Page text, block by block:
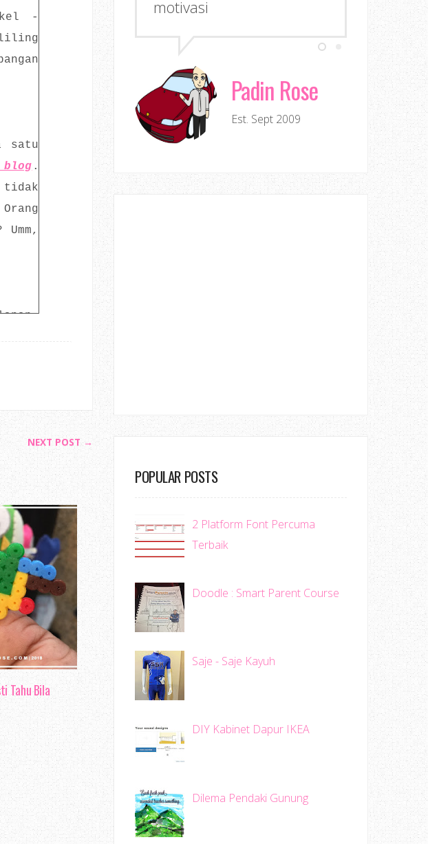
-
satu
.
tidak
aku
tiga
Erza
NEXT POST →
Tahu Bila
motivasi
Padin Rose
Est. Sept 2009
POPULAR POSTS
2 Platform Font Percuma
Terbaik
Doodle : Smart Parent Course
Saje - Saje Kayuh
DIY Kabinet Dapur IKEA
Dilema Pendaki Gunung